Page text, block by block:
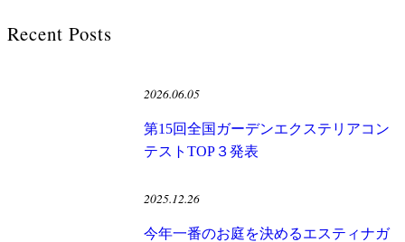
Recent Posts
2026.06.05
第15回全国ガーデンエクステリアコン
テストTOP３発表
2025.12.26
今年一番のお庭を決めるエスティナガ